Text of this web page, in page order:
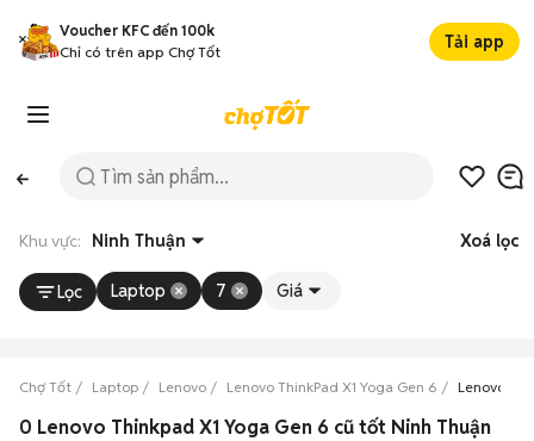
Voucher KFC đến 100k
Chỉ có trên app Chợ Tốt
Tải app
Khu vực: Ninh Thuận Xoá lọc
Lọc Laptop 7 Giá
Chợ Tốt Laptop Lenovo Lenovo ThinkPad X1 Yoga Gen 6 Lenovo
0 Lenovo Thinkpad X1 Yoga Gen 6 cũ tốt Ninh Thuận